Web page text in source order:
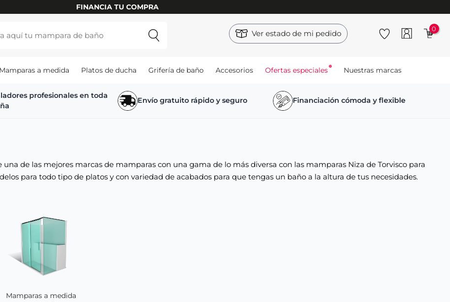
FINANCIA TU COMPRA
Ver estado de mi pedido 0
Mamparas a medida Platos de ducha Grifería de baño Accesorios Ofertas especiales Nuestras marcas
profesionales en toda
Envío gratuito rápido y seguro Financiación cómoda y flexible
una de las mejores marcas de mamparas con una gama de lo más diversa con las mamparas Niza de Torvisco para
para todo tipo de platos y con variedad de acabados para que tengas un baño a la altura de tus necesidades.
Mamparas a medida